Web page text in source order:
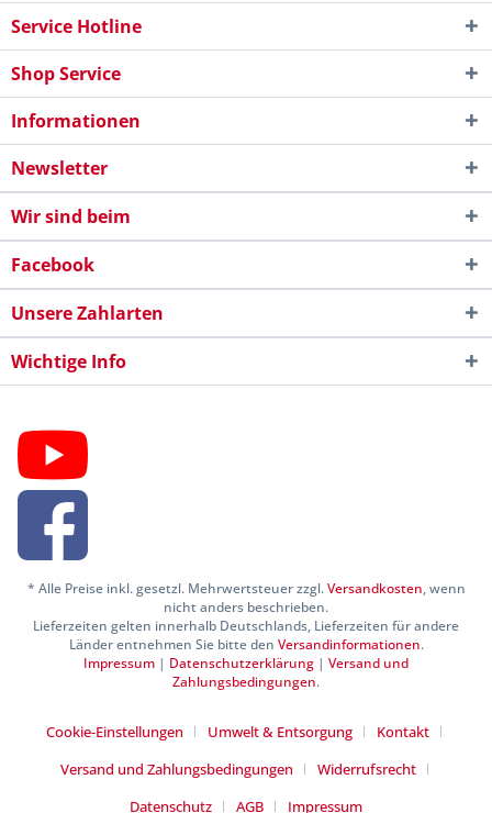
Service Hotline
Shop Service
Informationen
Newsletter
Wir sind beim
Facebook
Unsere Zahlarten
Wichtige Info
* Alle Preise inkl. gesetzl. Mehrwertsteuer zzgl.Versandkosten, wenn
nicht anders beschrieben.
Lieferzeiten gelten innerhalb Deutschlands, Lieferzeiten für andere
Länder entnehmen Sie bitte den Versandinformationen.
Impressum | Datenschutzerklärung | Versand und
Zahlungsbedingungen.
Cookie-Einstellungen Umwelt & Entsorgung
Kontakt
Versand und Zahlungsbedingungen
Widerrufsrecht
Datenschutz
AGB Impressum